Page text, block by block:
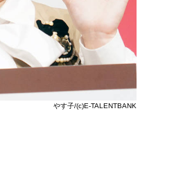
やす子/(c)E-TALENTBANK